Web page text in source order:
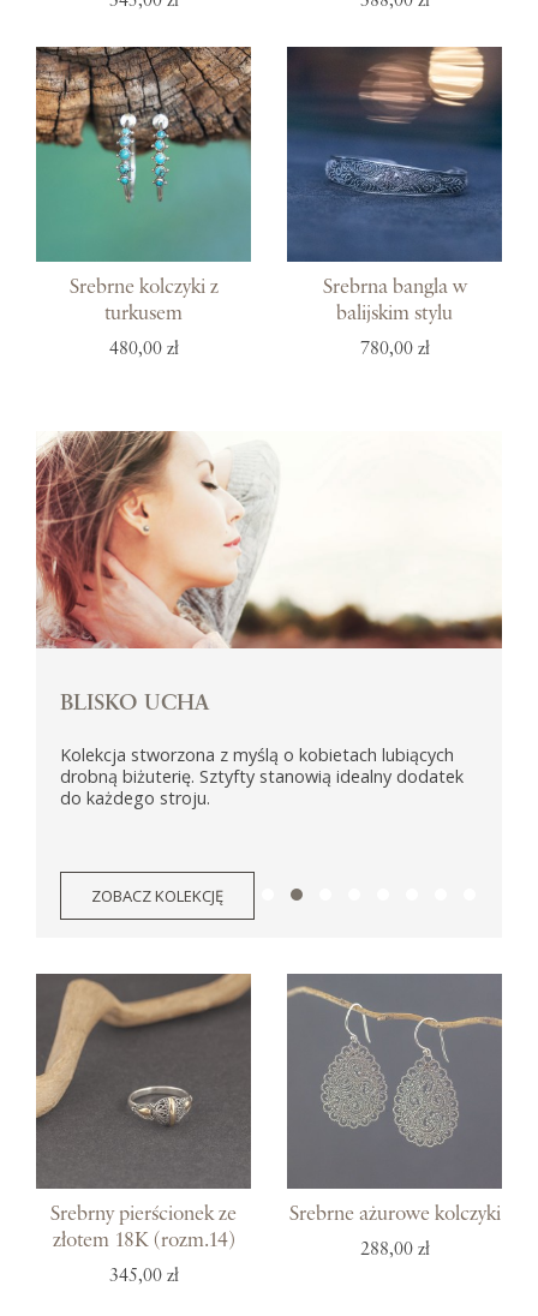
Srebrne kolczyki z
turkusem
480,00 zł
Srebrna bangla w
balijskim stylu
780,00 zł
BLISKO UCHA
Kolekcja stworzona z myślą o kobietach lubiących
drobną biżuterię. Sztyfty stanowią idealny dodatek
do każdego stroju.
ZOBACZ KOLEKCJĘ
Srebrny pierścionek ze
złotem 18K (rozm.14)
345,00 zł
Srebrne ażurowe kolczyki
288,00 zł